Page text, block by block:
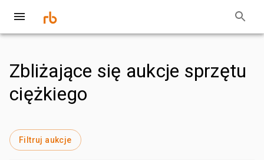
Zbliżające się aukcje sprzętu
ciężkiego
Filtruj aukcje